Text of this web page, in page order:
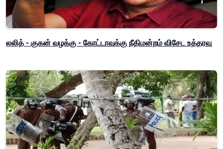
லலித் - குகன் வழக்கு - கோட்டாவுக்கு நீதிமன்றம் விசேட உத்தரவு